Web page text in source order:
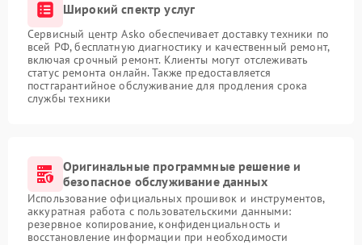
Широкий спектр услуг
Сервисный центр Asko обеспечивает доставку техники по
всей РФ, бесплатную диагностику и качественный ремонт,
включая срочный ремонт. Клиенты могут отслеживать
статус ремонта онлайн. Также предоставляется
постгарантийное обслуживание для продления срока
службы техники
Оригинальные программные решение и
безопасное обслуживание данных
Использование официальных прошивок и инструментов,
аккуратная работа с пользовательскими данными:
резервное копирование, конфиденциальность и
восстановление информации при необходимости